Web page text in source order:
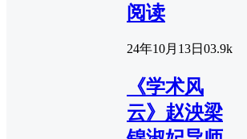
阅读
24年10月13日 03.9k
《学术风
云》赵泱梁